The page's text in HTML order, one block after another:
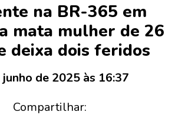
na BR-365 em
mata mulher de 26
deixa dois feridos
junho de 2025 às 16:37
Compartilhar: